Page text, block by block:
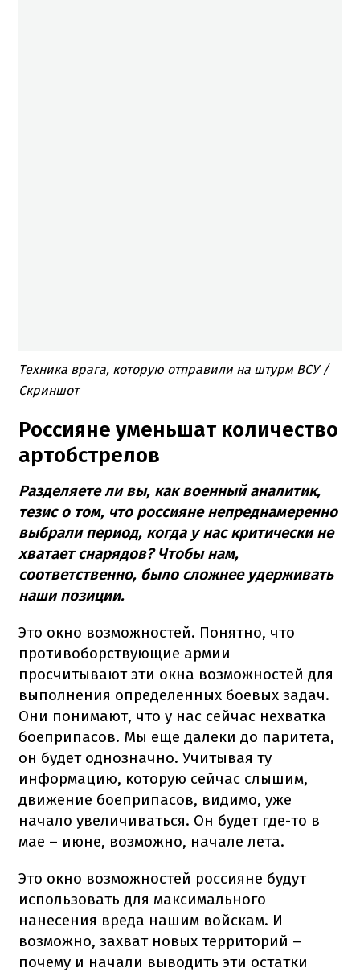
Техника врага, которую отправили на штурм ВСУ /
Скриншот
Россияне уменьшат количество
артобстрелов
Разделяете ли вы, как военный аналитик,
тезис о том, что россияне непреднамеренно
выбрали период, когда у нас критически не
хватает снарядов? Чтобы нам,
соответственно, было сложнее удерживать
наши позиции.
Это окно возможностей. Понятно, что
противоборствующие армии
просчитывают эти окна возможностей для
выполнения определенных боевых задач.
Они понимают, что у нас сейчас нехватка
боеприпасов. Мы еще далеки до паритета,
он будет однозначно. Учитывая ту
информацию, которую сейчас слышим,
движение боеприпасов, видимо, уже
начало увеличиваться. Он будет где-то в
мае – июне, возможно, начале лета.
Это окно возможностей россияне будут
использовать для максимального
нанесения вреда нашим войскам. И
возможно, захват новых территорий –
почему и начали выводить эти остатки